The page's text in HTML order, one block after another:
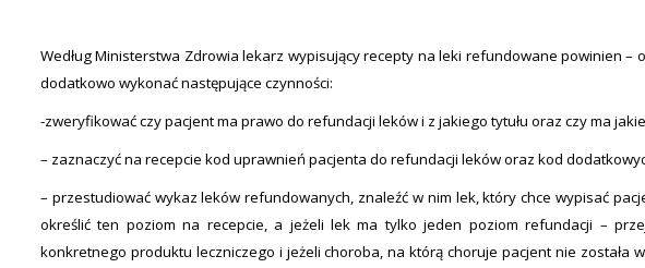
Według Ministerstwa Zdrowia lekarz wypisujący recepty na leki refundowane powinien
dodatkowo wykonać następujące czynności:
-zweryfikować czy pacjent ma prawo do refundacji leków i z jakiego tytułu oraz czy ma
– zaznaczyć na recepcie kod uprawnień pacjenta do refundacji leków oraz kod
– przestudiować wykaz leków refundowanych, znaleźć w nim lek, który chce wypisać
określić ten poziom na recepcie, a jeżeli lek ma tylko jeden poziom refundacji –
konkretnego produktu leczniczego i jeżeli choroba, na którą choruje pacjent nie